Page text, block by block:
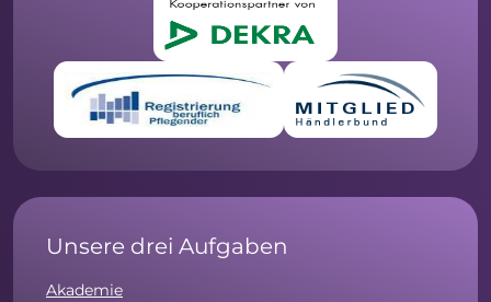
Unsere drei Aufgaben
Akademie